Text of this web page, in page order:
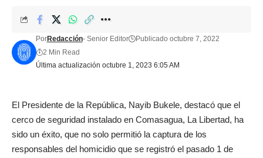
Última actualización octubre 1, 2023 6:05 AM
PorRedacción- Senior Editor
Publicado octubre 7, 2022
2 Min Read
El Presidente de la República, Nayib Bukele, destacó que el
cerco de seguridad instalado en Comasagua, La Libertad, ha
sido un éxito, que no solo permitió la captura de los
responsables del homicidio que se registró el pasado 1 de